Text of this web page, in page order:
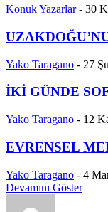
Konuk Yazarlar - 30
Yako Taragano - 27
İKİ GÜNDE
Yako Taragano - 12
EVRENSEL
Yako Taragano - 4
Devamını Göster